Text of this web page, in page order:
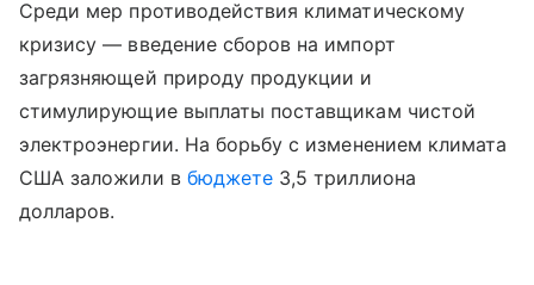
Среди мер противодействия климатическому
кризису — введение сборов на импорт
загрязняющей природу продукции и
стимулирующие выплаты поставщикам чистой
электроэнергии. На борьбу с изменением климата
США заложили в бюджете 3,5 триллиона
долларов.